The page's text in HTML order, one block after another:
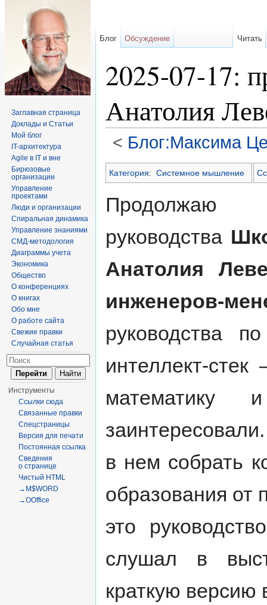
2025-07-17:
Анатолия
< Блог:Максима
Категория: Системное мышление
Продолжаю
руководства
Анатолия
инженеров-
руководства
интеллект-
математику
в нем собрать
образования от
это
слушал в
краткую версию
Блог Обсуждение Читать
Заглавная страница
Доклады и Статьи
Мой блог
IT-архитектура
Agile в IT и вне
Бирюзовые
организации
Управление
проектами
Люди и организации
Спиральная динамика
Управление знаниями
СМД-методология
Диаграммы учета
Экономика
Общество
О конференциях
О книгах
Обо мне
О работе сайта
Свежие правки
Случайная статья
Инструменты
Ссылки сюда
Связанные правки
Спецстраницы
Версия для печати
Постоянная ссылка
Сведения
о странице
Чистый HTML
→M$WORD
→OOffice